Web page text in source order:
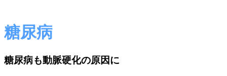
糖尿病
糖尿病も動脈硬化の原因に